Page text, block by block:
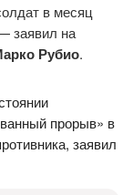
в месяц
заявил на
Рубио.
прорыв» в
заявил